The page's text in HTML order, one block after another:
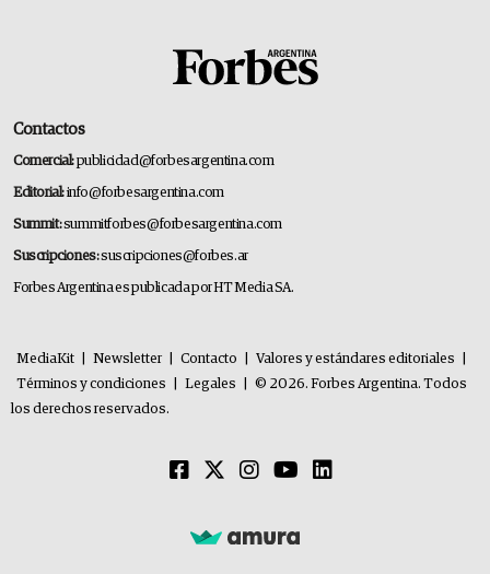
Contactos
Comercial:publicidad@forbesargentina.com
Editorial:info@forbesargentina.com
Summit:summitforbes@forbesargentina.com
Suscripciones:suscripciones@forbes.ar
Forbes Argentina es publicada por HT Media SA.
MediaKit Newsletter Contacto Valores y estándares editoriales
Términos y condiciones
Legales
© 2026. Forbes Argentina. Todos
los derechos reservados.